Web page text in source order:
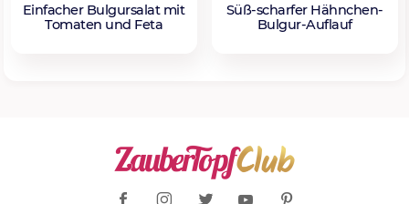
Einfacher Bulgursalat mit
Tomaten und Feta
Süß-scharfer Hähnchen-
Bulgur-Auflauf